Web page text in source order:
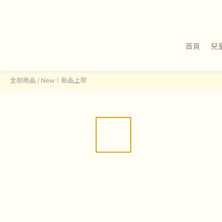
首頁 兒
全部商品 / New！新品上架